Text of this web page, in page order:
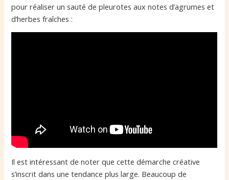
pour réaliser un sauté de pleurotes aux notes d’agrumes et
d’herbes fraîches :
Il est intéressant de noter que cette démarche créative
s’inscrit dans une tendance plus large. Beaucoup de